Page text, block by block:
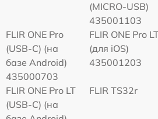
(MICRO-USB)
435001103
FLIR ONE Pro
(USB-C) (на
базе Android)
435000703
FLIR ONE Pro
(для iOS)
435001203
FLIR ONE Pro LT
(USB-C) (на
FLIR TS32r